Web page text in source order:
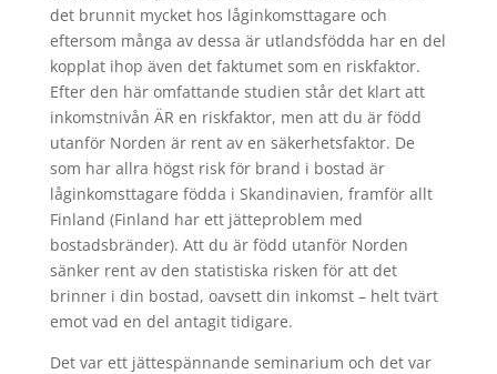
det brunnit mycket hos låginkomsttagare och
eftersom många av dessa är utlandsfödda har en del
kopplat ihop även det faktumet som en riskfaktor.
Efter den här omfattande studien står det klart att
inkomstnivån ÄR en riskfaktor, men att du är född
utanför Norden är rent av en säkerhetsfaktor. De
som har allra högst risk för brand i bostad är
låginkomsttagare födda i Skandinavien, framför allt
Finland (Finland har ett jätteproblem med
bostadsbränder). Att du är född utanför Norden
sänker rent av den statistiska risken för att det
brinner i din bostad, oavsett din inkomst – helt tvärt
emot vad en del antagit tidigare.
Det var ett jättespännande seminarium och det var